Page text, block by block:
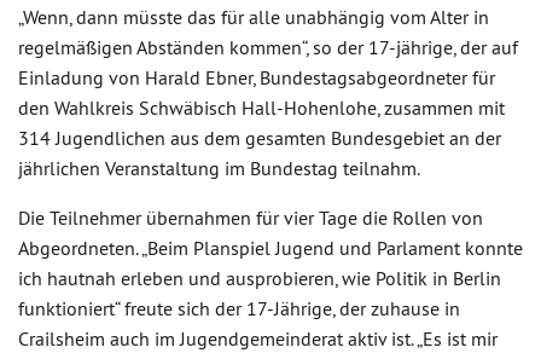
„Wenn, dann müsste das für alle unabhängig vom Alter in
regelmäßigen Abständen kommen“, so der 17-jährige, der auf
Einladung von Harald Ebner, Bundestagsabgeordneter für
den Wahlkreis Schwäbisch Hall-Hohenlohe, zusammen mit
314 Jugendlichen aus dem gesamten Bundesgebiet an der
jährlichen Veranstaltung im Bundestag teilnahm.
Die Teilnehmer übernahmen für vier Tage die Rollen von
Abgeordneten. „Beim Planspiel Jugend und Parlament konnte
ich hautnah erleben und ausprobieren, wie Politik in Berlin
funktioniert“ freute sich der 17-Jährige, der zuhause in
Crailsheim auch im Jugendgemeinderat aktiv ist. „Es ist mir